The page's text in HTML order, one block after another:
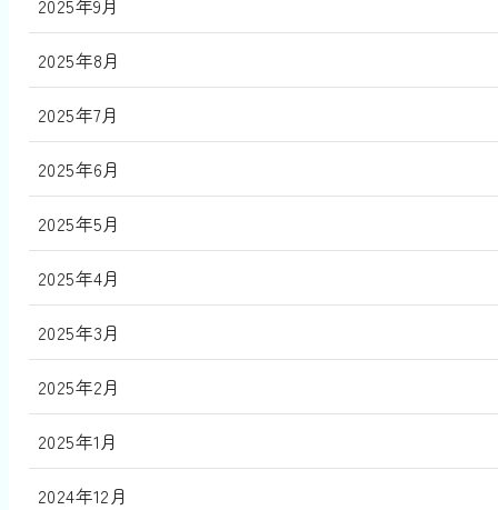
2025年9月
2025年8月
2025年7月
2025年6月
2025年5月
2025年4月
2025年3月
2025年2月
2025年1月
2024年12月